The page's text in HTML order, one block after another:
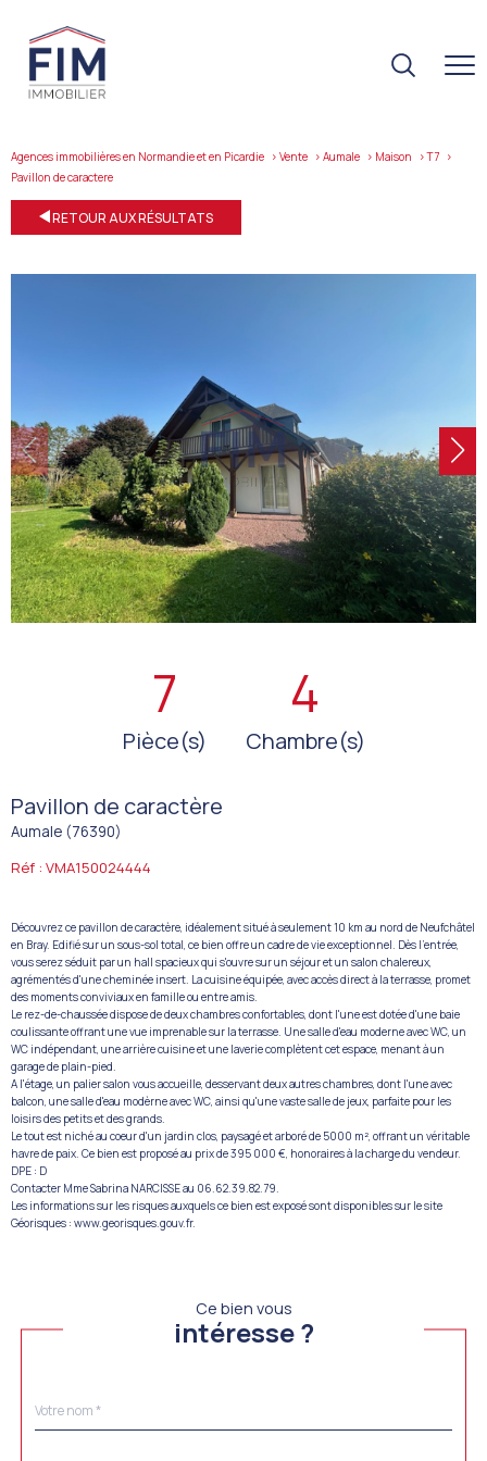
Agences immobilières en Normandie et en Picardie Vente Aumale Maison
T7
pavillon de caractere
RETOUR AUX RÉSULTATS
7
Pièce(s)
4
Chambre(s)
Pavillon de caractère
Aumale (76390)
Réf : VMA150024444
Découvrez ce pavillon de caractère, idéalement situé à seulement 10 km au nord de Neufchâtel
en Bray. Edifié sur un sous-sol total, ce bien offre un cadre de vie exceptionnel. Dès l'entrée,
vous serez séduit par un hall spacieux qui s'ouvre sur un séjour et un salon chalereux,
agrémentés d'une cheminée insert. La cuisine équipée, avec accès direct à la terrasse, promet
des moments conviviaux en famille ou entre amis.
Le rez-de-chaussée dispose de deux chambres confortables, dont l'une est dotée d'une baie
coulissante offrant une vue imprenable sur la terrasse. Une salle d'eau moderne avec WC, un
WC indépendant, une arrière cuisine et une laverie complètent cet espace, menant à un
garage de plain-pied.
A l'étage, un palier salon vous accueille, desservant deux autres chambres, dont l'une avec
balcon, une salle d'eau modèrne avec WC, ainsi qu'une vaste salle de jeux, parfaite pour les
loisirs des petits et des grands.
Le tout est niché au coeur d'un jardin clos, paysagé et arboré de 5000 m², offrant un véritable
havre de paix. Ce bien est proposé au prix de 395 000 €, honoraires à la charge du vendeur.
DPE : D
Contacter Mme Sabrina NARCISSE au 06.62.39.82.79.
Les informations sur les risques auxquels ce bien est exposé sont disponibles sur le site
Géorisques : www.georisques.gouv.fr.
Ce bien vous
intéresse ?
par
*